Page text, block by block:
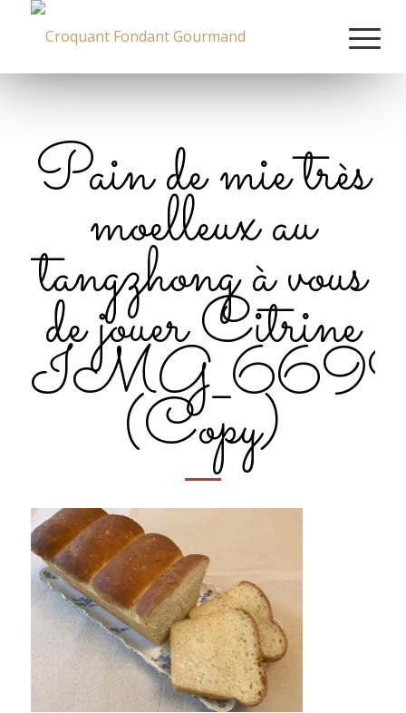
Pain de mie très
moelleux au
tangzhong à vous
de jouer Citrine
(Copy)